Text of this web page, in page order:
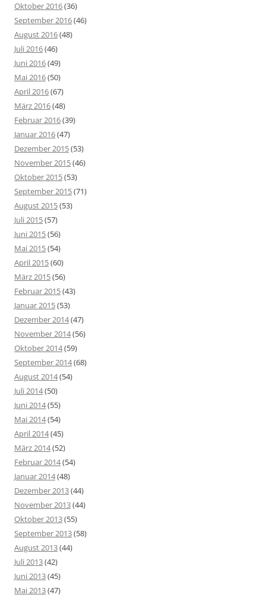
Oktober 2016(36)
September 2016(46)
August 2016(48)
Juli 2016(46)
Juni 2016(49)
Mai 2016(50)
April 2016(67)
März 2016(48)
Februar 2016(39)
Januar 2016(47)
Dezember 2015(53)
November 2015(46)
Oktober 2015(53)
September 2015(71)
August 2015(53)
Juli 2015(57)
Juni 2015(56)
Mai 2015(54)
April 2015(60)
März 2015(56)
Februar 2015(43)
Januar 2015(53)
Dezember 2014(47)
November 2014(56)
Oktober 2014(59)
September 2014(68)
August 2014(54)
Juli 2014(50)
Juni 2014(55)
Mai 2014(54)
April 2014(45)
März 2014(52)
Februar 2014(54)
Januar 2014(48)
Dezember 2013(44)
November 2013(44)
Oktober 2013(55)
September 2013(58)
August 2013(44)
Juli 2013(42)
Juni 2013(45)
Mai 2013(47)